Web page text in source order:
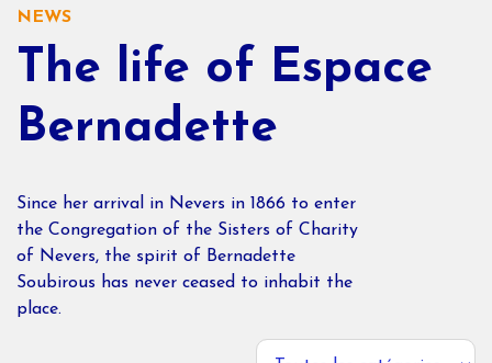
NEWS
The life of Espace
Bernadette
Since her arrival in Nevers in 1866 to enter
the Congregation of the Sisters of Charity
of Nevers, the spirit of Bernadette
Soubirous has never ceased to inhabit the
place.